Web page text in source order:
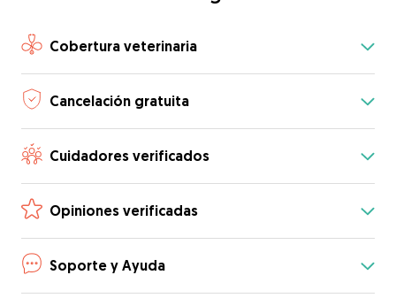
Cobertura veterinaria
Cancelación gratuita
Cuidadores verificados
Opiniones verificadas
Soporte y Ayuda